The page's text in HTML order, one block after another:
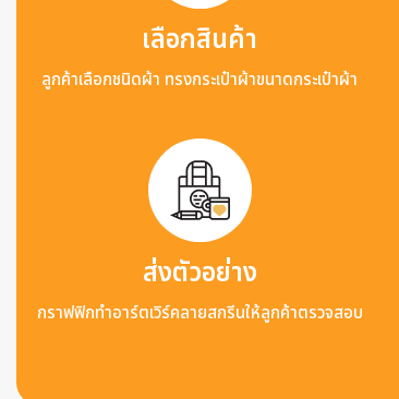
เลือกสินค้า
ลูกค้าเลือกชนิดผ้า ทรงกระเป๋าผ้าขนาดกระเป๋าผ้า
ส่งตัวอย่าง
กราฟฟิกทำอาร์ตเวิร์คลายสกรีนให้ลูกค้าตรวจสอบ